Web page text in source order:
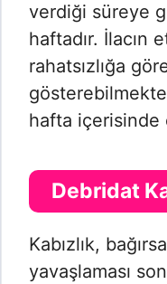
verdiği süreye
haftadır. İlacın
rahatsızlığa
hafta içerisinde
Debridat
Kabızlık,
yavaşlaması